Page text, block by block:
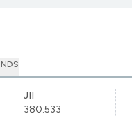
JII
380.533